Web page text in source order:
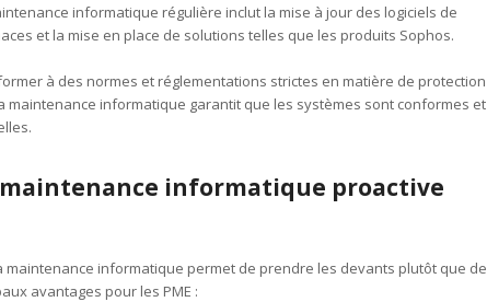
informatique régulière inclut la mise à jour des logiciels de
et la mise en place de solutions telles que les produits Sophos.
à des normes et réglementations strictes en matière de protection
maintenance informatique garantit que les systèmes sont conformes et
maintenance informatique proactive
informatique permet de prendre les devants plutôt que de
avantages pour les PME :